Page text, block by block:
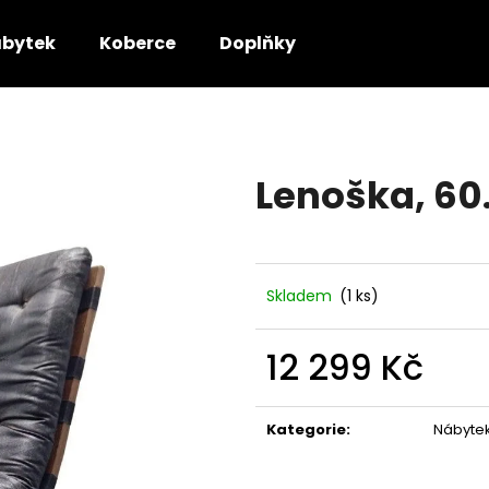
Koberce Doplňky
Lenoška,
Skladem (1 ks)
12 299 Kč
cena:
Kategorie:
HLEDAT
Doporučujeme